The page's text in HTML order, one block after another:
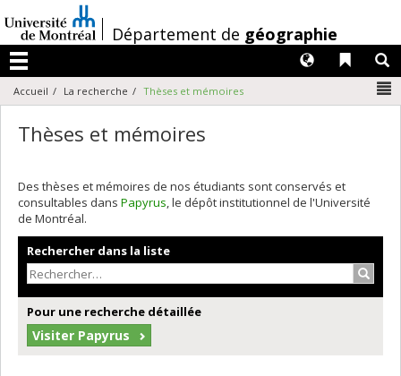
au
contenu
/Département de géographie
Menu
Liens
Langues
Accueil La recherche Thèses et mémoires
Thèses et mémoires
Des thèses et mémoires de nos étudiants sont conservés et
consultables dans Papyrus, le dépôt institutionnel de l'Université
de Montréal.
Rechercher dans la liste
Pour une recherche détaillée
Visiter Papyrus